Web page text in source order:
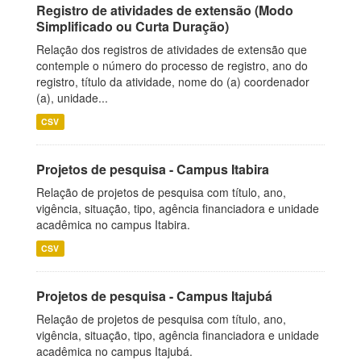
Registro de atividades de extensão (Modo
Simplificado ou Curta Duração)
Relação dos registros de atividades de extensão que
contemple o número do processo de registro, ano do
registro, título da atividade, nome do (a) coordenador
(a), unidade...
CSV
Projetos de pesquisa - Campus Itabira
Relação de projetos de pesquisa com título, ano,
vigência, situação, tipo, agência financiadora e unidade
acadêmica no campus Itabira.
CSV
Projetos de pesquisa - Campus Itajubá
Relação de projetos de pesquisa com título, ano,
vigência, situação, tipo, agência financiadora e unidade
acadêmica no campus Itajubá.